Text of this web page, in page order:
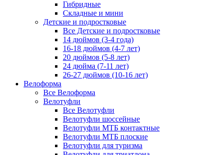
Гибридные
Складные и мини
Детские и подростковые
Все Детские и подростковые
14 дюймов (3-4 года)
16-18 дюймов (4-7 лет)
20 дюймов (5-8 лет)
24 дюйма (7-11 лет)
26-27 дюймов (10-16 лет)
Велоформа
Все Велоформа
Велотуфли
Все Велотуфли
Велотуфли шоссейные
Велотуфли МТБ контактные
Велотуфли МТБ плоские
Велотуфли для туризма